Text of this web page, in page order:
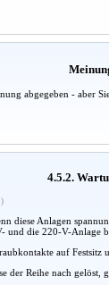
abgegeben - aber
4.5.2.
diese Anlagen
und die 220-V-Anlage
auf
der Reihe nach gelöst,